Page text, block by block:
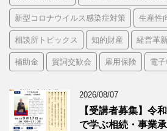
新型コロナウイルス感染症対策 生産性
相談所トピックス 知的財産 経営革新
補助金 賀詞交歓会 雇用保険 電
2026/08/07
【受講者募集】令
で学ぶ相続・事業